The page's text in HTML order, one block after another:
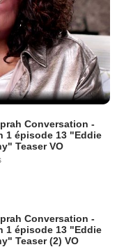
Conversation -
1 épisode 13 "Eddie
Teaser VO
Conversation -
1 épisode 13 "Eddie
Teaser (2) VO